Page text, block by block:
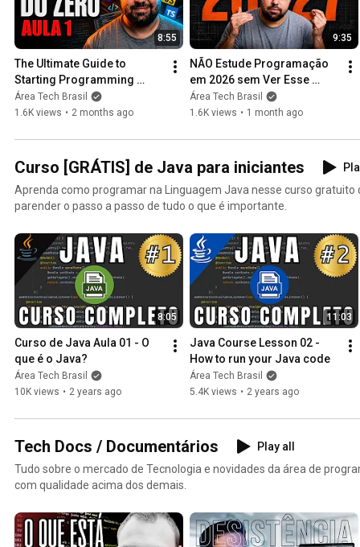
base sólida pra crescer de verdade na carreira dev.
8:55
The Ultimate Guide to
Starting Programming
(Lesson 1 of 3)
Área Tech Brasil
1.6K views • 2 months ago
9:35
NÃO Estude Programação
em 2026 sem Ver Esse
Vídeo!
Área Tech Brasil
1.6K views • 1 month ago
Curso [GRÁTIS] de Java para iniciantes
Aprenda como programar na Linguagem Java nesse curso gratuito
parender o passo a passo de tudo o que é importante.
8:05
Curso de Java Aula 01 - O
que é o Java?
Área Tech Brasil
10K views • 2 years ago
11:03
Java Course Lesson 02 -
How to run your Java code
Área Tech Brasil
5.4K views • 2 years ago
Tech Docs / Documentários
Play all
Tudo sobre o mercado de Tecnologia e novidades da área de
com qualidade acima dos demais.